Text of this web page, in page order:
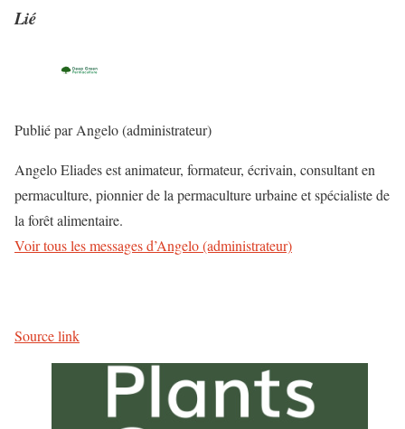
Lié
Publié parAngelo (administrateur)
Angelo Eliades est animateur, formateur, écrivain, consultant en
permaculture, pionnier de la permaculture urbaine et spécialiste de
la forêt alimentaire.
Voir tous les messages d’Angelo (administrateur)
Source link